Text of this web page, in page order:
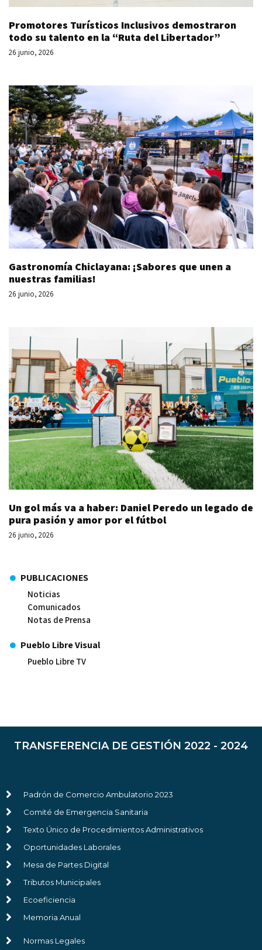
Promotores Turísticos Inclusivos demostraron
todo su talento en la “Ruta del Libertador”
26 junio, 2026
Gastronomía Chiclayana: ¡Sabores que unen a
nuestras familias!
26 junio, 2026
Un gol más va a haber: Daniel Peredo un legado de
pura pasión y amor por el fútbol
26 junio, 2026
PUBLICACIONES
Noticias
Comunicados
Notas de Prensa
Pueblo Libre Visual
Pueblo Libre TV
TRANSFERENCIA DE GESTIÓN 2022 - 2024
Padrón de Comercio Ambulatorio 2023
Comité de Emergencia Sanitaria
Texto Único de Procedimientos Administrativos
Oportunidades Laborales
Mesa de Partes Digital
Tributos Municipales
Ecoeficiencia
Memoria Anual
Normas Legales